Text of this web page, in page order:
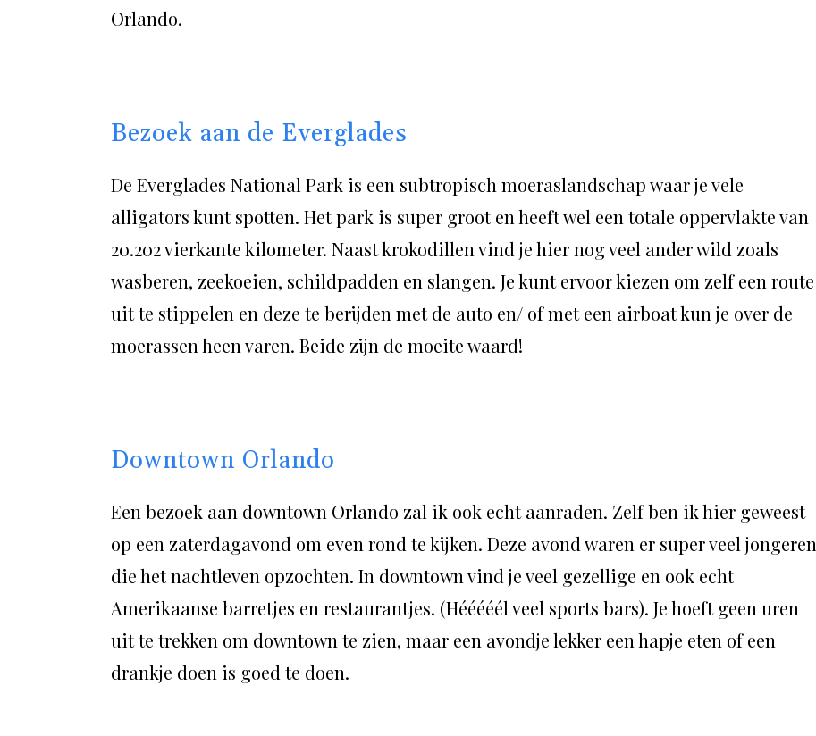
Orlando.
Bezoek aan de Everglades
De Everglades National Park is een subtropisch moeraslandschap waar je vele
alligators kunt spotten. Het park is super groot en heeft wel een totale oppervlakte van
20.202 vierkante kilometer. Naast krokodillen vind je hier nog veel ander wild zoals
wasberen, zeekoeien, schildpadden en slangen. Je kunt ervoor kiezen om zelf een route
uit te stippelen en deze te berijden met de auto en/ of met een airboat kun je over de
moerassen heen varen. Beide zijn de moeite waard!
Downtown Orlando
Een bezoek aan downtown Orlando zal ik ook echt aanraden. Zelf ben ik hier geweest
op een zaterdagavond om even rond te kijken. Deze avond waren er super veel jongeren
die het nachtleven opzochten. In downtown vind je veel gezellige en ook echt
Amerikaanse barretjes en restaurantjes. (Hééééél veel sports bars). Je hoeft geen uren
uit te trekken om downtown te zien, maar een avondje lekker een hapje eten of een
drankje doen is goed te doen.